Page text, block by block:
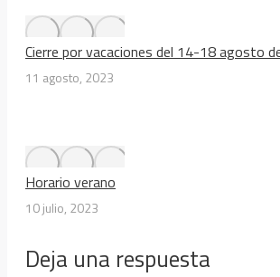
Cierre por vacaciones del 14-18 agosto
11 agosto, 2023
Horario verano
10 julio, 2023
Deja una respuesta